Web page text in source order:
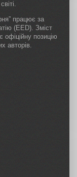
працює за
(EED). Зміст
офіційну позицію
авторів.